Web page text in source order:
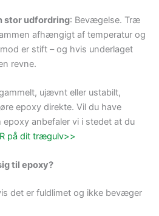
stor udfordring: Bevægelse. Træ
afhængigt af temperatur og
er stift – og hvis underlaget
revne.
ujævnt eller ustabilt,
epoxy direkte. Vil du have
anbefaler vi i stedet at du
på dit trægulv>>
til epoxy?
det er fuldlimet og ikke bevæger